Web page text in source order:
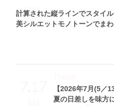
計算された縦ラインでスタイ
美シルエットモノトーンでまわ
7.17
Fri
【2026年7月(5／
夏の日差しを味方
Theme